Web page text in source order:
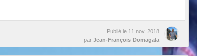
Publié le 11 nov. 2018
par Jean-François Domagala